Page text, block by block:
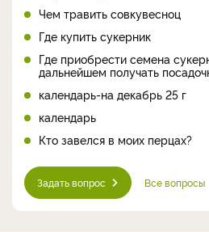
Чем травить совкувесноц
Где купить сукерник
Где приобрести семена
дальнейшем получать
календарь-на декабрь 25 г
календарь
Кто завелся в моих перцах?
Задать вопрос Все вопросы